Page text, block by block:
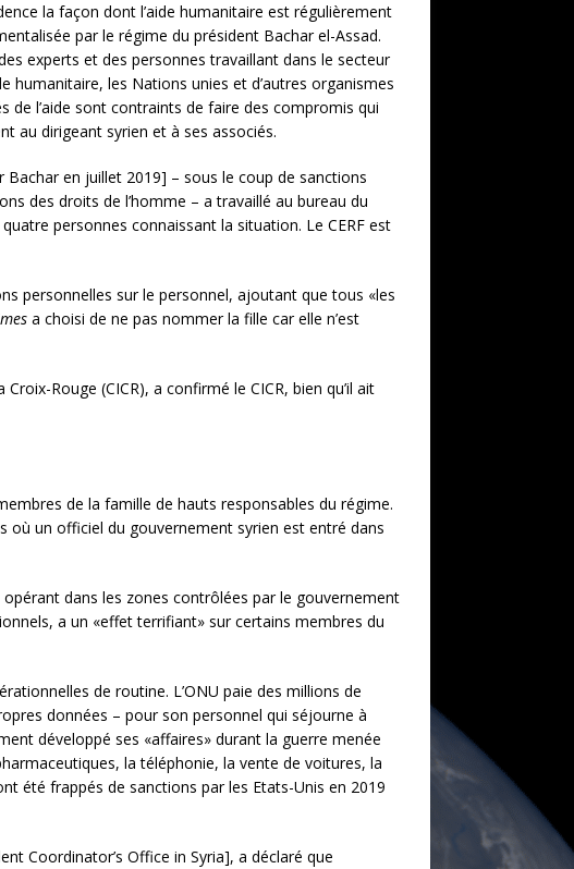
la façon dont l’aide humanitaire est régulièrement
par le régime du président Bachar el-Assad.
experts et des personnes travaillant dans le secteur
humanitaire, les Nations unies et d’autres organismes
de l’aide sont contraints de faire des compromis qui
au dirigeant syrien et à ses associés.
en juillet 2019] – sous le coup de sanctions
des droits de l’homme – a travaillé au bureau du
personnes connaissant la situation. Le CERF est
personnelles sur le personnel, ajoutant que tous «les
a choisi de ne pas nommer la fille car elle n’est
Rouge (CICR), a confirmé le CICR, bien qu’il ait
de la famille de hauts responsables du régime.
où un officiel du gouvernement syrien est entré dans
dans les zones contrôlées par le gouvernement
a un «effet terrifiant» sur certains membres du
de routine. L’ONU paie des millions de
données – pour son personnel qui séjourne à
développé ses «affaires» durant la guerre menée
la téléphonie, la vente de voitures, la
été frappés de sanctions par les Etats-Unis en 2019
Coordinator’s Office in Syria], a déclaré que